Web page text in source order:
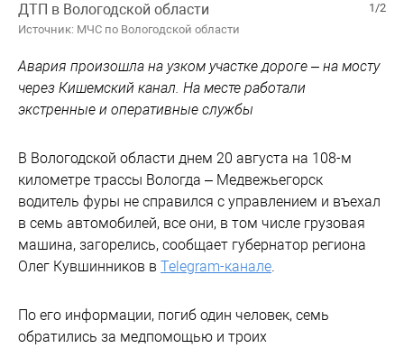
1/2
ДТП в Вологодской области
Источник: МЧС по Вологодской области
Авария произошла на узком участке дороге – на мосту
через Кишемский канал. На месте работали
экстренные и оперативные службы
В Вологодской области днем 20 августа на 108-м
километре трассы Вологда – Медвежьегорск
водитель фуры не справился с управлением и въехал
в семь автомобилей, все они, в том числе грузовая
машина, загорелись, сообщает губернатор региона
Олег Кувшинников в Telegram-канале.
По его информации, погиб один человек, семь
обратились за медпомощью и троих